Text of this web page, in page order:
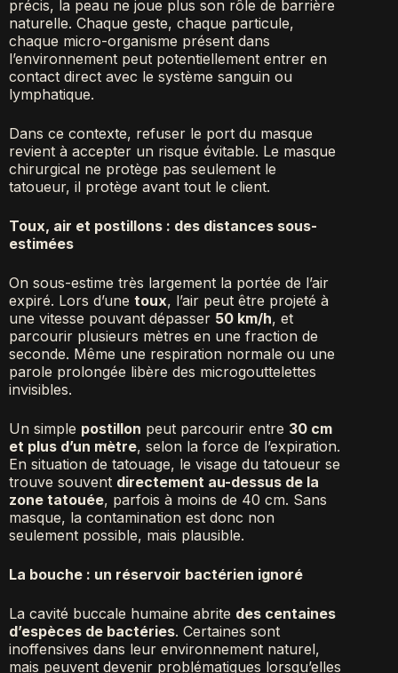
précis, la peau ne joue plus son rôle de barrière
naturelle. Chaque geste, chaque particule,
chaque micro-organisme présent dans
l’environnement peut potentiellement entrer en
contact direct avec le système sanguin ou
lymphatique.
Dans ce contexte, refuser le port du masque
revient à accepter un risque évitable. Le masque
chirurgical ne protège pas seulement le
tatoueur, il protège avant tout le client.
Toux, air et postillons : des distances sous-
estimées
On sous-estime très largement la portée de l’air
expiré. Lors d’une toux, l’air peut être projeté à
une vitesse pouvant dépasser 50 km/h, et
parcourir plusieurs mètres en une fraction de
seconde. Même une respiration normale ou une
parole prolongée libère des microgouttelettes
invisibles.
Un simple postillon peut parcourir entre 30 cm
et plus d’un mètre, selon la force de l’expiration.
En situation de tatouage, le visage du tatoueur se
trouve souvent directement au-dessus de la
zone tatouée, parfois à moins de 40 cm. Sans
masque, la contamination est donc non
seulement possible, mais plausible.
La bouche : un réservoir bactérien ignoré
La cavité buccale humaine abrite des centaines
d’espèces de bactéries. Certaines sont
inoffensives dans leur environnement naturel,
mais peuvent devenir problématiques lorsqu’elles